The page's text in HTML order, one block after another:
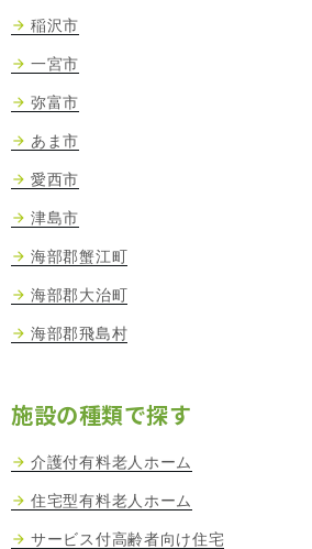
稲沢市
一宮市
弥富市
あま市
愛西市
津島市
海部郡蟹江町
海部郡大治町
海部郡飛島村
施設の種類で探す
介護付有料老人ホーム
住宅型有料老人ホーム
サービス付高齢者向け住宅